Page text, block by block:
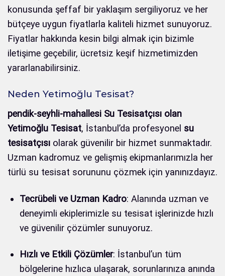
konusunda şeffaf bir yaklaşım sergiliyoruz ve her
bütçeye uygun fiyatlarla kaliteli hizmet sunuyoruz.
Fiyatlar hakkında kesin bilgi almak için bizimle
iletişime geçebilir, ücretsiz keşif hizmetimizden
yararlanabilirsiniz.
Neden Yetimoğlu Tesisat?
pendik-seyhli-mahallesi Su Tesisatçısı olan
Yetimoğlu Tesisat, İstanbul’da profesyonel su
tesisatçısı olarak güvenilir bir hizmet sunmaktadır.
Uzman kadromuz ve gelişmiş ekipmanlarımızla her
türlü su tesisat sorununu çözmek için yanınızdayız.
Tecrübeli ve Uzman Kadro: Alanında uzman ve
deneyimli ekiplerimizle su tesisat işlerinizde hızlı
ve güvenilir çözümler sunuyoruz.
Hızlı ve Etkili Çözümler: İstanbul’un tüm
bölgelerine hızlıca ulaşarak, sorunlarınıza anında